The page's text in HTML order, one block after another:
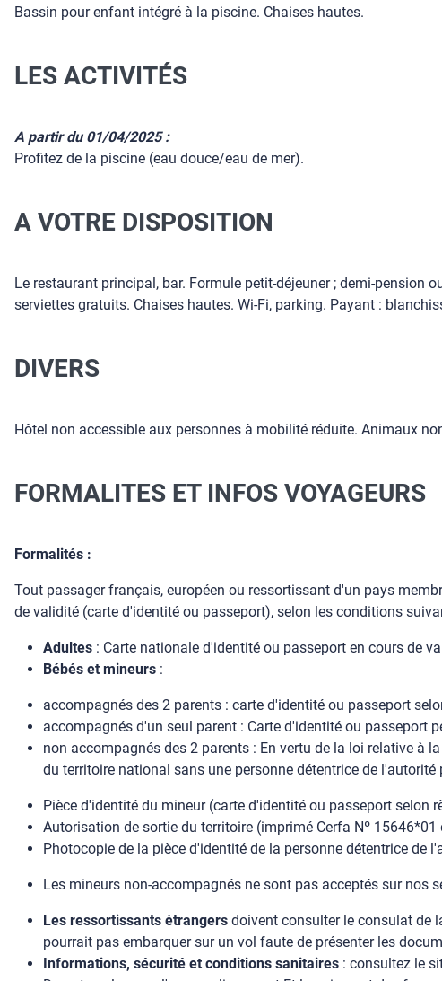
Bassin pour enfant intégré à la piscine. Chaises hautes.
LES ACTIVITÉS
A partir du 01/04/2025 :
Profitez de la piscine (eau douce/eau de mer).
A VOTRE DISPOSITION
Le restaurant principal, bar. Formule petit-déjeuner ; demi-pension
serviettes gratuits. Chaises hautes. Wi-Fi, parking. Payant :
DIVERS
Hôtel non accessible aux personnes à mobilité réduite. Animaux
FORMALITES ET INFOS VOYAGEURS
Formalités :
Tout passager français, européen ou ressortissant d'un pays
de validité (carte d'identité ou passeport), selon les conditions
Adultes : Carte nationale d'identité ou passeport en cours de
Bébés et mineurs :
accompagnés des 2 parents : carte d'identité ou passeport
accompagnés d'un seul parent : Carte d'identité ou passeport
non accompagnés des 2 parents : En vertu de la loi relative à
du territoire national sans une personne détentrice de
Pièce d'identité du mineur (carte d'identité ou passeport selon
Autorisation de sortie du territoire (imprimé Cerfa Nº
Photocopie de la pièce d'identité de la personne détentrice
Les mineurs non-accompagnés ne sont pas acceptés sur nos
Les ressortissants étrangers doivent consulter le consulat de
pourrait pas embarquer sur un vol faute de présenter les
Informations, sécurité et conditions sanitaires : consultez le